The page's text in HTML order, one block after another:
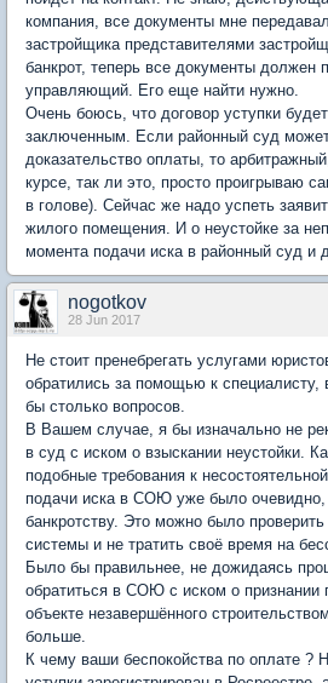
компания, все документы мне
застройщика представителями
банкрот, теперь все документы должен
управляющий. Его еще найти нужно.
Очень боюсь, что договор уступки
заключенным. Если районный суд
доказательство оплаты, то
курсе, так ли это, просто проигрываю
в голове). Сейчас же надо успеть
жилого помещения. И о неустойке за
момента подачи иска в районный суд и
nogotkov
28 Jun 2017
Не стоит пренебрегать услугами
обратились за помощью к
бы столько вопросов.
В Вашем случае, я бы изначально не
в суд с иском о взыскании неустойки.
подобные требования к
подачи иска в СОЮ уже было очевидно,
банкротству. Это можно было
системы и не тратить своё время на
Было бы правильнее, не дожидаясь
обратиться в СОЮ с иском о признании
объекте незавершённого
больше.
К чему ваши беспокойства по оплате ?